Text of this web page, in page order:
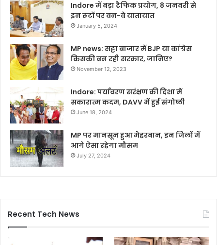
Indore में बड़ा ट्रैफिक प्रयोग, 8 जनवरी से
इन रूटों पर वन-वे यातायात
January 5, 2024
MP news: सट्टा बाजार में BJP या कांग्रेस
किसकी बन रही सरकार, जानिए?
November 12, 2023
Indore: पर्यावरण सरंक्षण की दिशा में
सकारात्म कदम, DAVV में हुई संगोष्ठी
June 18, 2024
MP पर मानसून हुआ मेहरबान, इन जिलों में
आगे ऐसा रहेगा मौसम
July 27, 2024
Recent Tech News